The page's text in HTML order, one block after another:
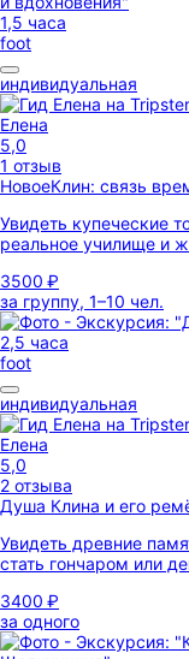
1,5 часа
foot
индивидуальная
Елена
5,0
1 отзыв
НовоеКлин: связь
Увидеть купеческие
реальное училище и
3500 ₽
за группу, 1–10 чел.
2,5 часа
foot
индивидуальная
Елена
5,0
2 отзыва
Душа Клина и его
Увидеть древние
стать гончаром или
3400 ₽
за одного